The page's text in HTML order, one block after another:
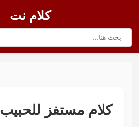
كلام نت
كلام مستفز للحبيب